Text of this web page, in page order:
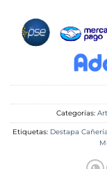
Categorías:
Etiquetas: Destapa